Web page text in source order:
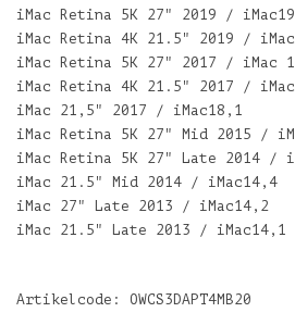
iMac Retina 5K 27" 2019 /
iMac Retina 4K 21.5" 2019 /
iMac Retina 5K 27" 2017 / iMac
iMac Retina 4K 21.5" 2017 /
iMac 21,5" 2017 / iMac18,1
iMac Retina 5K 27" Mid 2015 /
iMac Retina 5K 27" Late 2014 /
iMac 21.5" Mid 2014 / iMac14,4
iMac 27" Late 2013 / iMac14,2
iMac 21.5" Late 2013 / iMac14,1
Artikelcode: OWCS3DAPT4MB20